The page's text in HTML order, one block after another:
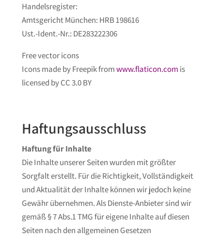
Handelsregister:
Amtsgericht München: HRB 198616
Ust.-Ident.-Nr.: DE283222306
Free vector icons
Icons made by Freepik fromwww.flaticon.com is
licensed by CC 3.0 BY
Haftungsausschluss
Haftung für Inhalte
Die Inhalte unserer Seiten wurden mit größter
Sorgfalt erstellt. Für die Richtigkeit, Vollständigkeit
und Aktualität der Inhalte können wir jedoch keine
Gewähr übernehmen. Als Dienste-Anbieter sind wir
gemäß § 7 Abs.1 TMG für eigene Inhalte auf diesen
Seiten nach den allgemeinen Gesetzen